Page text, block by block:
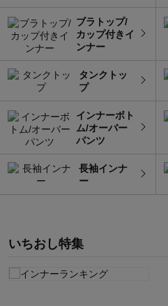
ブラトップ/
カップ付きイ
ンナー
タンクトッ
プ
インナーボト
ム/オーバー
パンツ
長袖インナ
ー
いちおし特集